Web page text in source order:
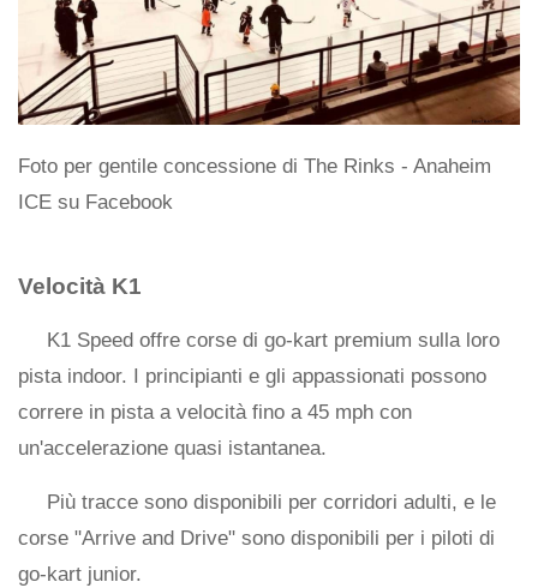
Foto per gentile concessione di The Rinks - Anaheim
ICE su Facebook
Velocità K1
K1 Speed ​​offre corse di go-kart premium sulla loro
pista indoor. I principianti e gli appassionati possono
correre in pista a velocità fino a 45 mph con
un'accelerazione quasi istantanea.
Più tracce sono disponibili per corridori adulti, e le
corse "Arrive and Drive" sono disponibili per i piloti di
go-kart junior.